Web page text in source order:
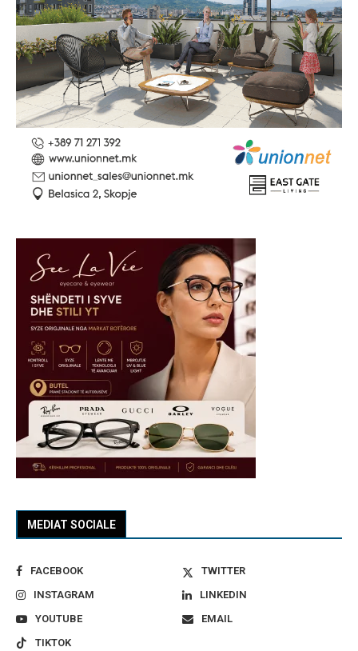
MEDIAT SOCIALE
FACEBOOK
TWITTER
INSTAGRAM
LINKEDIN
YOUTUBE
EMAIL
TIKTOK